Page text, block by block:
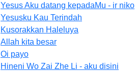
Yesus Aku datang kepadaMu - ir niko
Yesusku Kau Terindah
Kusorakkan Haleluya
Allah kita besar
Oi payo
Hineni Wo Zai Zhe Li - aku disini